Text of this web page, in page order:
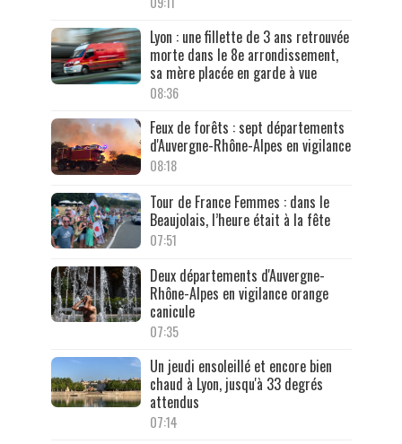
Lyon : une fillette de 3 ans retrouvée
morte dans le 8e arrondissement,
sa mère placée en garde à vue
08:36
Feux de forêts : sept départements
d'Auvergne-Rhône-Alpes en vigilance
08:18
Tour de France Femmes : dans le
Beaujolais, l’heure était à la fête
07:51
Deux départements d'Auvergne-
Rhône-Alpes en vigilance orange
canicule
07:35
Un jeudi ensoleillé et encore bien
chaud à Lyon, jusqu'à 33 degrés
attendus
07:14